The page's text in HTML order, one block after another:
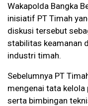
Wakapolda Bangka
inisiatif PT Timah
diskusi tersebut
stabilitas keamanan
industri timah.
Sebelumnya PT
mengenai tata
serta bimbingan